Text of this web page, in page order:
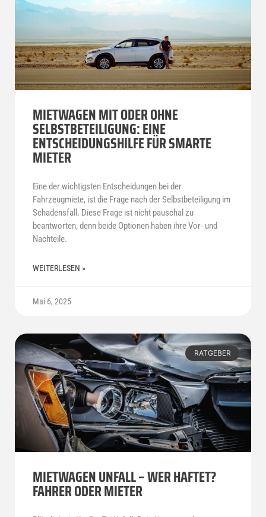
MIETWAGEN MIT ODER OHNE
SELBSTBETEILIGUNG: EINE
ENTSCHEIDUNGSHILFE FÜR SMARTE
MIETER
Eine der wichtigsten Entscheidungen bei der
Fahrzeugmiete, ist die Frage nach der Selbstbeteiligung im
Schadensfall. Diese Frage ist nicht pauschal zu
beantworten, denn beide Optionen haben ihre Vor- und
Nachteile.
WEITERLESEN »
Mai 6, 2025
RATGEBER
MIETWAGEN UNFALL – WER HAFTET?
FAHRER ODER MIETER